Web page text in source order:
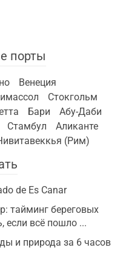
порты
Венеция
Стокгольм
Бари
Абу-Даби
Стамбул
Аликанте
(Рим)
de Es Canar
тайминг береговых
если всё пошло ...
и природа за 6 часов